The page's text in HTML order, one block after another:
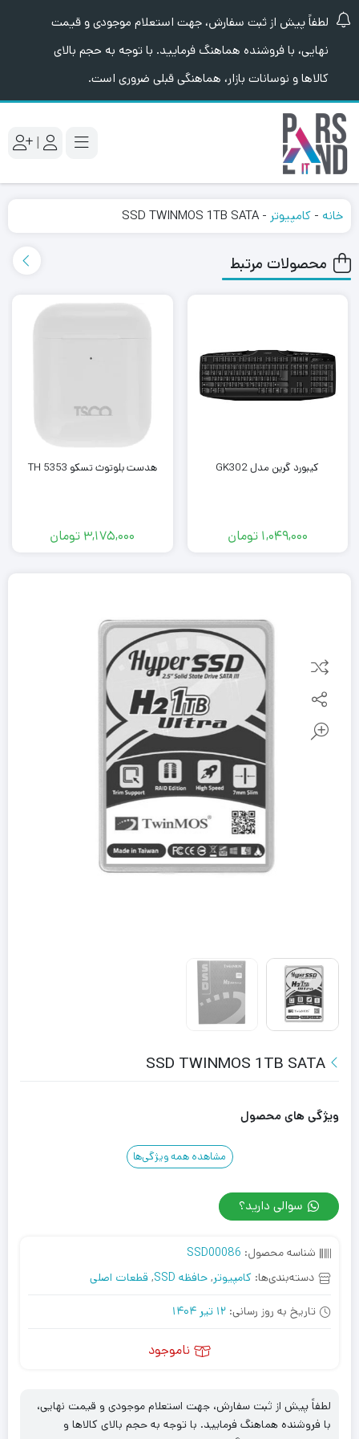
لطفاً پیش از ثبت سفارش، جهت استعلام موجودی و قیمت
نهایی، با فروشنده هماهنگ فرمایید. با توجه به حجم بالای
کالاها و نوسانات بازار، هماهنگی قبلی ضروری است.
|
خانه - کامپیوتر -
SSD TWINMOS 1TB SATA
محصولات مرتبط
کیبورد گرین مدل GK302
1,049,000 تومان
هدست بلوتوث تسکو TH 5353
3,175,000 تومان
SSD TWINMOS 1TB SATA
ویژگی های محصول
مشاهده همه ویژگی‌ها
سوالی دارید؟
شناسه محصول: SSD00086
دسته‌بندی‌ها: کامپیوتر, حافظه SSD , قطعات اصلی
تاریخ به روز رسانی: 12 تیر 1404
ناموجود
لطفاً پیش از ثبت سفارش، جهت استعلام موجودی و قیمت نهایی،
با فروشنده هماهنگ فرمایید. با توجه به حجم بالای کالاها و